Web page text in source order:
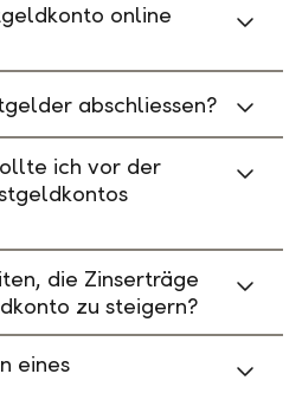
online
abschliessen?
ich vor der
die Zinserträge
zu steigern?
eines